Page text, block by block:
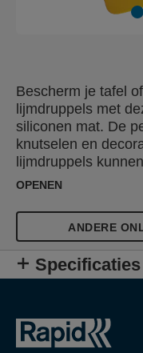
Bescherm je tafel
lijmdruppels met
siliconen mat. De
knutselen en
lijmdruppels
oppervlak
De siliconen mat is
decoraties met lijm
halen zijn.
OPENEN
ANDERE